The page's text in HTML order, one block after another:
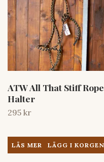
ATW All That Stiff Rope
Halter
295 kr
LÄS MER